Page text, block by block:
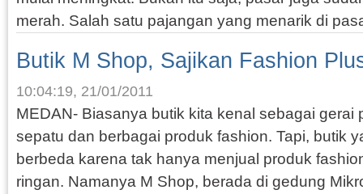
merah. Salah satu pajangan yang menarik di
Butik M Shop, Sajikan Fashion
10:04:19, 21/01/2011
MEDAN- Biasanya butik kita kenal sebagai gerai
sepatu dan berbagai produk fashion. Tapi, butik
berbeda karena tak hanya menjual produk
ringan. Namanya M Shop, berada di gedung